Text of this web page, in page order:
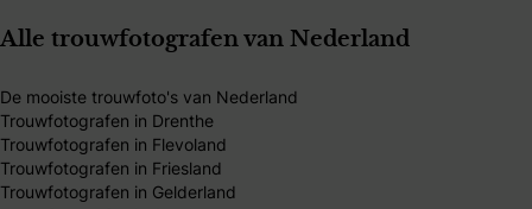
Alle trouwfotografen van Nederland
De mooiste trouwfoto's van Nederland
Trouwfotografen in Drenthe
Trouwfotografen in Flevoland
Trouwfotografen in Friesland
Trouwfotografen in Gelderland